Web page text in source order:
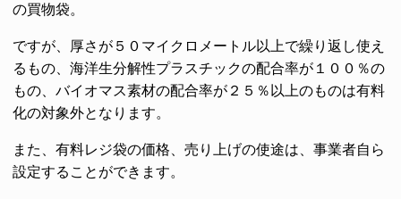
の買物袋。
ですが、厚さが５０マイクロメートル以上で繰り返し使え
るもの、海洋生分解性プラスチックの配合率が１００％の
もの、バイオマス素材の配合率が２５％以上のものは有料
化の対象外となります。
また、有料レジ袋の価格、売り上げの使途は、事業者自ら
設定することができます。